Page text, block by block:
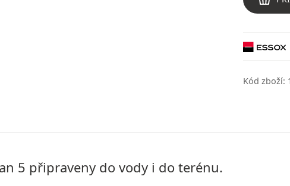
Kód zboží:
5 připraveny do vody i do terénu.